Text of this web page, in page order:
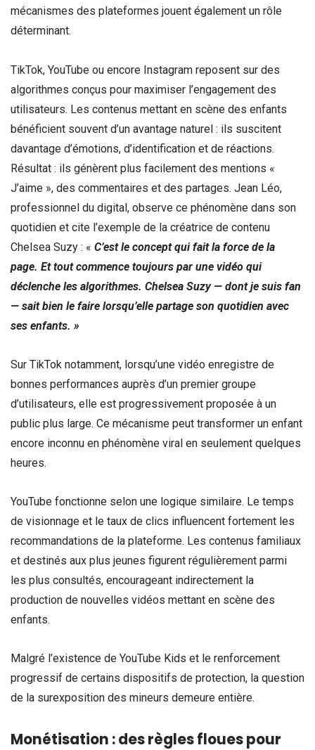
mécanismes des plateformes jouent également un rôle
déterminant.
TikTok, YouTube ou encore Instagram reposent sur des
algorithmes conçus pour maximiser l’engagement des
utilisateurs. Les contenus mettant en scène des enfants
bénéficient souvent d’un avantage naturel : ils suscitent
davantage d’émotions, d’identification et de réactions.
Résultat : ils génèrent plus facilement des mentions «
J’aime », des commentaires et des partages. Jean Léo,
professionnel du digital, observe ce phénomène dans son
quotidien et cite l’exemple de la créatrice de contenu
Chelsea Suzy : « C’est le concept qui fait la force de la
page. Et tout commence toujours par une vidéo qui
déclenche les algorithmes. Chelsea Suzy — dont je suis fan
— sait bien le faire lorsqu’elle partage son quotidien avec
ses enfants. »
Sur TikTok notamment, lorsqu’une vidéo enregistre de
bonnes performances auprès d’un premier groupe
d’utilisateurs, elle est progressivement proposée à un
public plus large. Ce mécanisme peut transformer un enfant
encore inconnu en phénomène viral en seulement quelques
heures.
YouTube fonctionne selon une logique similaire. Le temps
de visionnage et le taux de clics influencent fortement les
recommandations de la plateforme. Les contenus familiaux
et destinés aux plus jeunes figurent régulièrement parmi
les plus consultés, encourageant indirectement la
production de nouvelles vidéos mettant en scène des
enfants.
Malgré l’existence de YouTube Kids et le renforcement
progressif de certains dispositifs de protection, la question
de la surexposition des mineurs demeure entière.
Monétisation : des règles floues pour